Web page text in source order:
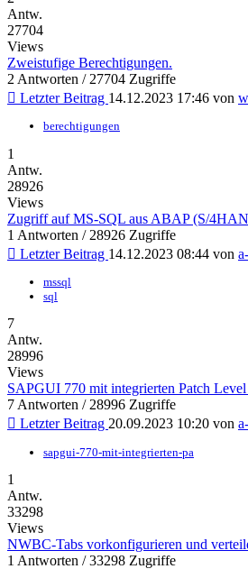
Antw.
27704
Views
Zweistufige Berechtigungen.
2 Antworten / 27704 Zugriffe
Letzter Beitrag 14.12.2023 17:46 von
berechtigungen
1
Antw.
28926
Views
Zugriff auf MS-SQL aus ABAP (S/
1 Antworten / 28926 Zugriffe
Letzter Beitrag 14.12.2023 08:44 von
mssql
sql
7
Antw.
28996
Views
SAPGUI 770 mit integrierten Patch
7 Antworten / 28996 Zugriffe
Letzter Beitrag 20.09.2023 10:20 von
sapgui-770-mit-integrierten-pa
1
Antw.
33298
Views
NWBC-Tabs vorkonfigurieren und
1 Antworten / 33298 Zugriffe